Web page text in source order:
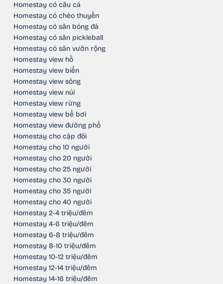
Homestay có câu cá
Homestay có chèo thuyền
Homestay có sân bóng đá
Homestay có sân pickleball
Homestay có sân vườn rộng
Homestay view hồ
Homestay view biển
Homestay view sông
Homestay view núi
Homestay view rừng
Homestay view bể bơi
Homestay view đường phố
Homestay cho cặp đôi
Homestay cho 10 người
Homestay cho 20 người
Homestay cho 25 người
Homestay cho 30 người
Homestay cho 35 người
Homestay cho 40 người
Homestay 2-4 triệu/đêm
Homestay 4-6 triệu/đêm
Homestay 6-8 triệu/đêm
Homestay 8-10 triệu/đêm
Homestay 10-12 triệu/đêm
Homestay 12-14 triệu/đêm
Homestay 14-16 triệu/đêm